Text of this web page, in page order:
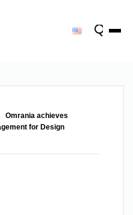
Omrania achieves
for Design